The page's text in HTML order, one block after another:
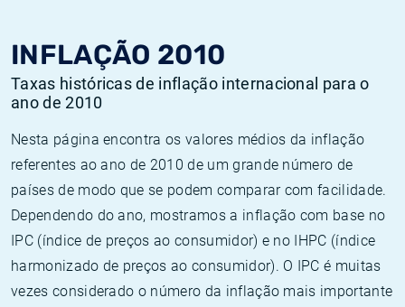
INFLAÇÃO 2010
Taxas históricas de inflação internacional para o
ano de 2010
Nesta página encontra os valores médios da inflação
referentes ao ano de 2010 de um grande número de
países de modo que se podem comparar com facilidade.
Dependendo do ano, mostramos a inflação com base no
IPC (índice de preços ao consumidor) e no IHPC (índice
harmonizado de preços ao consumidor). O IPC é muitas
vezes considerado o número da inflação mais importante